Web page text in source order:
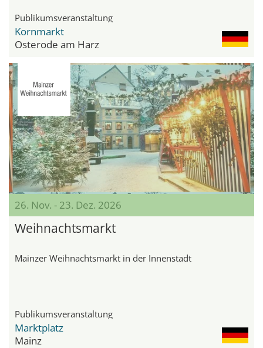
Publikumsveranstaltung
Kornmarkt
Osterode am Harz
26. Nov. - 23. Dez. 2026
Weihnachtsmarkt
Mainzer Weihnachtsmarkt in der Innenstadt
Publikumsveranstaltung
Marktplatz
Mainz